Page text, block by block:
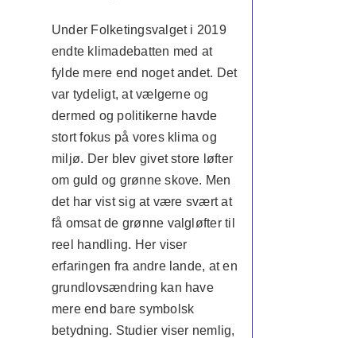
Under Folketingsvalget i 2019
endte klimadebatten med at
fylde mere end noget andet. Det
var tydeligt, at vælgerne og
dermed og politikerne havde
stort fokus på vores klima og
miljø. Der blev givet store løfter
om guld og grønne skove. Men
det har vist sig at være svært at
få omsat de grønne valgløfter til
reel handling. Her viser
erfaringen fra andre lande, at en
grundlovsændring kan have
mere end bare symbolsk
betydning. Studier viser nemlig,